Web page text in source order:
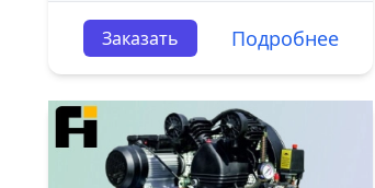
Заказать Подробнее